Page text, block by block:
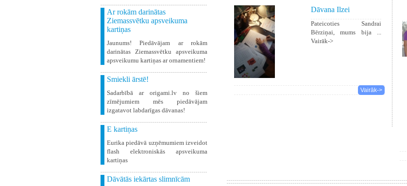
Ar rokām darinātas
Ziemassvētku apsveikuma
kartiņas
Jaunums! Piedāvājam ar rokām
darinātas Ziemassvētku apsveikuma
apsveikumu kartiņas ar ornamentiem!
Smiekli ārstē!
Sadarbībā ar origami.lv no šiem
zīmējumiem mēs piedāvājam
izgatavot labdarīgas dāvanas!
E kartiņas
Eurika piedāvā uzņēmumiem izveidot
flash elektroniskās apsveikuma
kartiņas
Dāvātās iekārtas slimnīcām
Dāvana Ilzei
Pateicoties Sandrai
Bērziņai, mums bija ...
Vairāk->
Vairāk->